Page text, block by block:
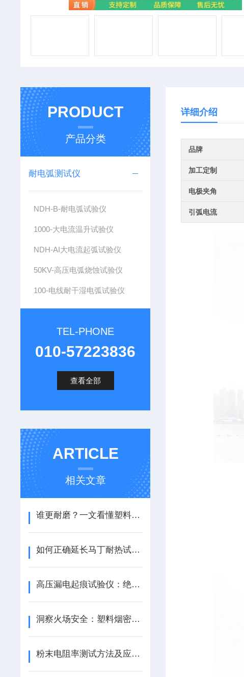
PRODUCT
产品分类
耐电弧测试仪
NDH-B-耐电弧试验仪
1000-大电流温升试验仪
NDH-AI大电流起弧试验仪
50KV-高压电弧烧蚀试验仪
100-电线耐干湿电弧试验仪
TEL-PHONE
010-57223836
查看全部
ARTICLE
相关文章
谁更耐磨？一文看懂塑料摩擦磨损试验机的奥秘
如何正确延长马丁耐热试验仪的寿命
高压漏电起痕试验仪：绝缘材料性能的“试金石”
洞察火场安全：塑料烟密度测试仪技术解析与应用
粉末电阻率测试方法及应用域
详细介绍
品牌
加工定制
电极夹角
引弧电流